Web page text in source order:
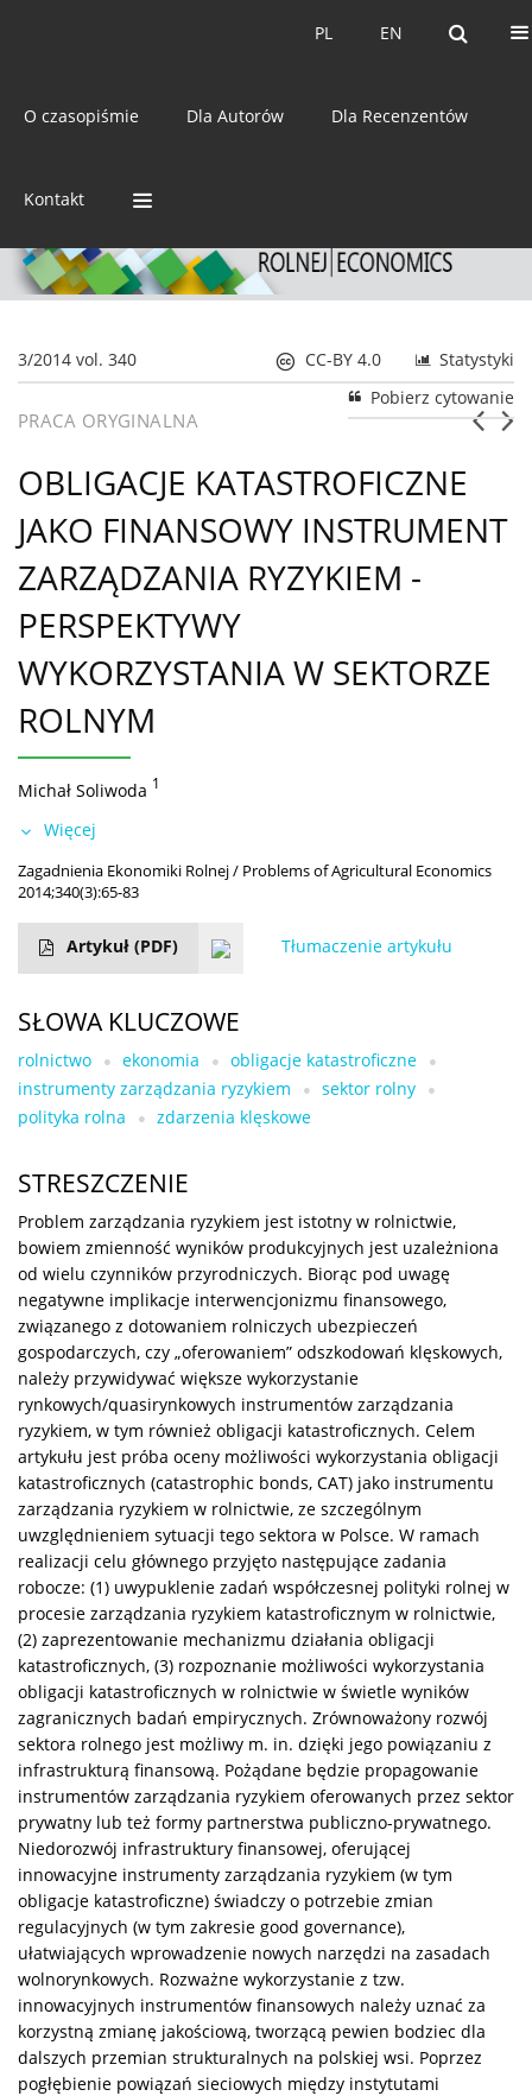
EN
PL EN
PL
O czasopiśmie Dla Autorów Dla Recenzentów
Kontakt
ISSN: 0044-1600
3/2014 vol. 340 Statystyki
CC-BY 4.0
Pobierz cytowanie
PRACA ORYGINALNA
OBLIGACJE KATASTROFICZNE
JAKO FINANSOWY INSTRUMENT
ZARZĄDZANIA RYZYKIEM -
PERSPEKTYWY
WYKORZYSTANIA W SEKTORZE
ROLNYM
Michał Soliwoda 1
Więcej
Zagadnienia Ekonomiki Rolnej / Problems of Agricultural Economics
2014;340(3):65-83
Artykuł (PDF) Tłumaczenie artykułu
SŁOWA KLUCZOWE
rolnictwo ekonomia
obligacje katastroficzne
instrumenty zarządzania ryzykiem
sektor rolny
polityka rolna
zdarzenia klęskowe
STRESZCZENIE
Problem zarządzania ryzykiem jest istotny w rolnictwie,
bowiem zmienność wyników produkcyjnych jest uzależniona
od wielu czynników przyrodniczych. Biorąc pod uwagę
negatywne implikacje interwencjonizmu finansowego,
związanego z dotowaniem rolniczych ubezpieczeń
gospodarczych, czy „oferowaniem” odszkodowań klęskowych,
należy przywidywać większe wykorzystanie
rynkowych/quasirynkowych instrumentów zarządzania
ryzykiem, w tym również obligacji katastroficznych. Celem
artykułu jest próba oceny możliwości wykorzystania obligacji
katastroficznych (catastrophic bonds, CAT) jako instrumentu
zarządzania ryzykiem w rolnictwie, ze szczególnym
uwzględnieniem sytuacji tego sektora w Polsce. W ramach
realizacji celu głównego przyjęto następujące zadania
robocze: (1) uwypuklenie zadań współczesnej polityki rolnej w
procesie zarządzania ryzykiem katastroficznym w rolnictwie,
(2) zaprezentowanie mechanizmu działania obligacji
katastroficznych, (3) rozpoznanie możliwości wykorzystania
obligacji katastroficznych w rolnictwie w świetle wyników
zagranicznych badań empirycznych. Zrównoważony rozwój
sektora rolnego jest możliwy m. in. dzięki jego powiązaniu z
infrastrukturą finansową. Pożądane będzie propagowanie
instrumentów zarządzania ryzykiem oferowanych przez sektor
prywatny lub też formy partnerstwa publiczno-prywatnego.
Niedorozwój infrastruktury finansowej, oferującej
innowacyjne instrumenty zarządzania ryzykiem (w tym
obligacje katastroficzne) świadczy o potrzebie zmian
regulacyjnych (w tym zakresie good governance),
ułatwiających wprowadzenie nowych narzędzi na zasadach
wolnorynkowych. Rozważne wykorzystanie z tzw.
innowacyjnych instrumentów finansowych należy uznać za
korzystną zmianę jakościową, tworzącą pewien bodziec dla
dalszych przemian strukturalnych na polskiej wsi. Poprzez
pogłębienie powiązań sieciowych między instytutami